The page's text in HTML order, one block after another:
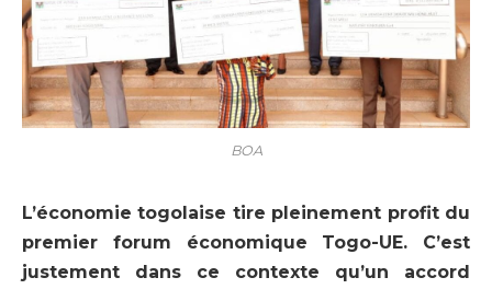
BOA
L’économie togolaise tire pleinement profit du
premier forum économique Togo-UE. C’est
justement dans ce contexte qu’un accord